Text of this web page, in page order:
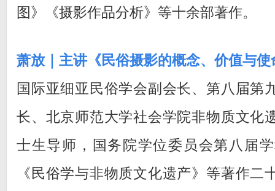
图》《摄影作品分析》等十余部著作。
萧放｜主讲《民俗摄影的概念、价值与使
国际亚细亚民俗学会副会长、第八届第
长、北京师范大学社会学院非物质文化
士生导师，国务院学位委员会第八届
《民俗学与非物质文化遗产》等著作二